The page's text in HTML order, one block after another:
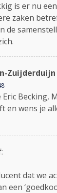
is er nu
zaken
de
Zuijderduijn
Eric Becking,
en wens je
dat we
een